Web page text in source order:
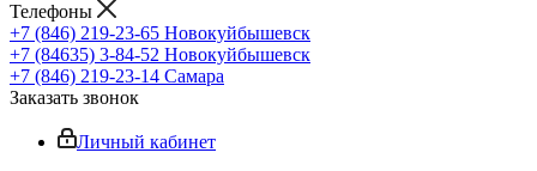
Телефоны
+7 (846) 219-23-65 Новокуйбышевск
+7 (84635) 3-84-52 Новокуйбышевск
+7 (846) 219-23-14 Самара
Заказать звонок
Личный кабинет